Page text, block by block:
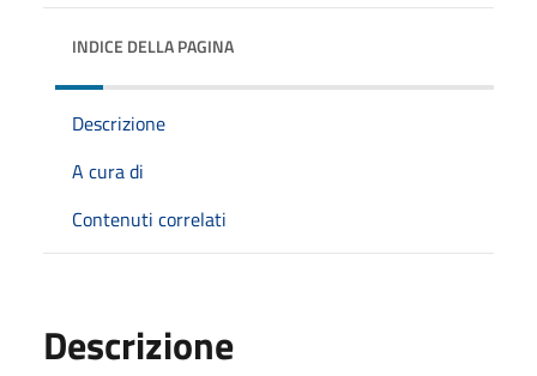
INDICE DELLA PAGINA
Descrizione
A cura di
Contenuti correlati
Descrizione